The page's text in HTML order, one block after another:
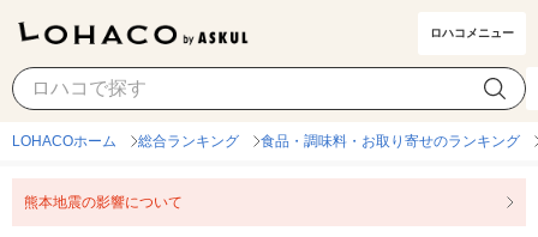
ロハコメニュー
スープカレー カテゴリ選択
LOHACOホーム 総合ランキング 食品・調味料・お取り寄せのランキング
熊本地震の影響について